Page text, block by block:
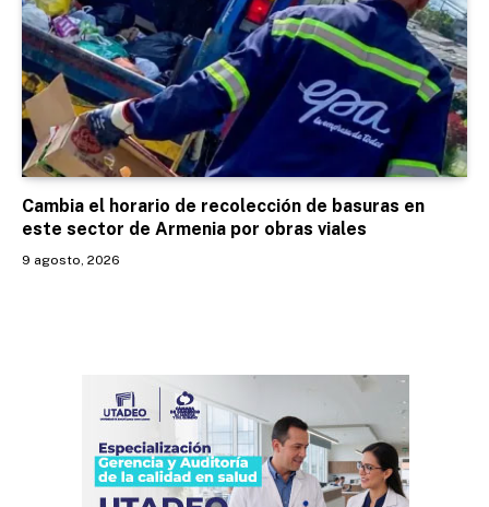
Cambia el horario de recolección de basuras en
este sector de Armenia por obras viales
9 agosto, 2026